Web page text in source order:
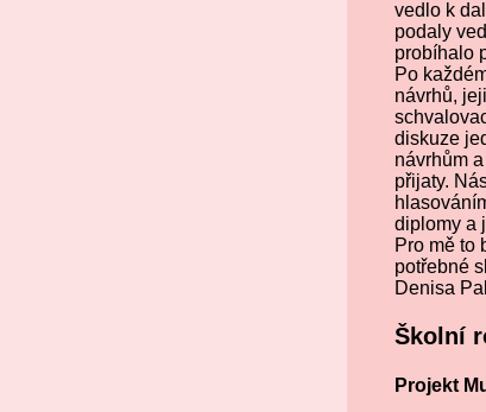
vedlo k
podaly
probíhalo
Po
návrhů,
diskuze
návrhům
přijaty.
diplomy a
Pro mě to
potřebné
Denisa
Školní
Projekt